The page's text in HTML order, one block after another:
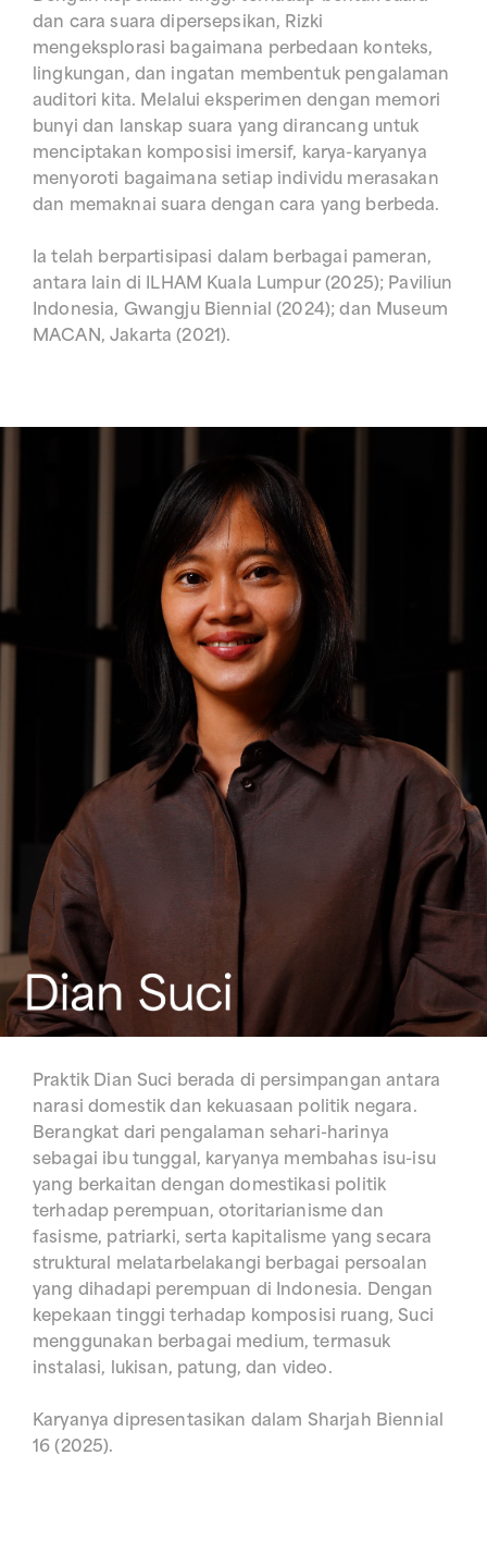
dan cara suara dipersepsikan, Rizki
mengeksplorasi bagaimana perbedaan konteks,
lingkungan, dan ingatan membentuk pengalaman
auditori kita. Melalui eksperimen dengan memori
bunyi dan lanskap suara yang dirancang untuk
menciptakan komposisi imersif, karya-karyanya
menyoroti bagaimana setiap individu merasakan
dan memaknai suara dengan cara yang berbeda.
Ia telah berpartisipasi dalam berbagai pameran,
antara lain di ILHAM Kuala Lumpur (2025); Paviliun
Indonesia, Gwangju Biennial (2024); dan Museum
MACAN, Jakarta (2021).
Praktik Dian Suci berada di persimpangan antara
narasi domestik dan kekuasaan politik negara.
Berangkat dari pengalaman sehari-harinya
sebagai ibu tunggal, karyanya membahas isu-isu
yang berkaitan dengan domestikasi politik
terhadap perempuan, otoritarianisme dan
fasisme, patriarki, serta kapitalisme yang secara
struktural melatarbelakangi berbagai persoalan
yang dihadapi perempuan di Indonesia. Dengan
kepekaan tinggi terhadap komposisi ruang, Suci
menggunakan berbagai medium, termasuk
instalasi, lukisan, patung, dan video.
Karyanya dipresentasikan dalam Sharjah Biennial
16 (2025).